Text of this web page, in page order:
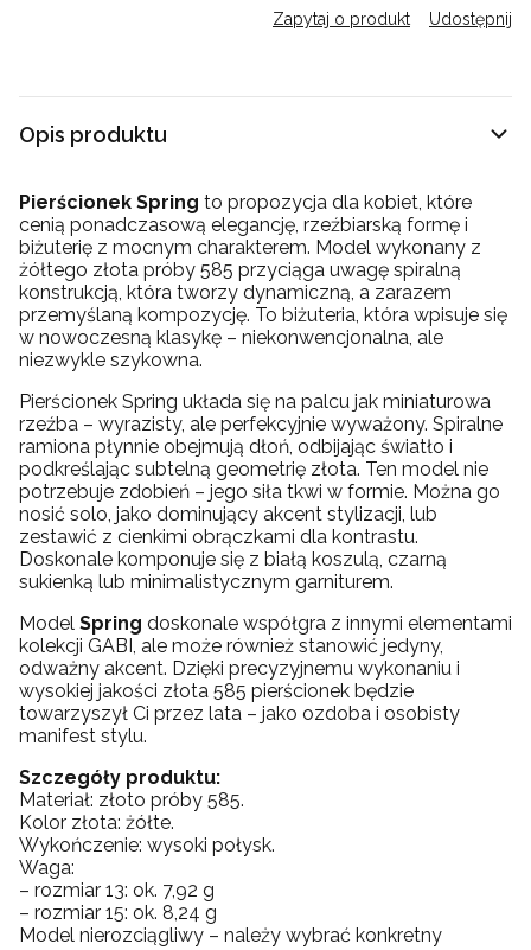
Zapytaj o produkt Udostępnij
Opis produktu
Pierścionek Spring to propozycja dla kobiet, które
cenią ponadczasową elegancję, rzeźbiarską formę i
biżuterię z mocnym charakterem. Model wykonany z
żółtego złota próby 585 przyciąga uwagę spiralną
konstrukcją, która tworzy dynamiczną, a zarazem
przemyślaną kompozycję. To biżuteria, która wpisuje się
w nowoczesną klasykę – niekonwencjonalna, ale
niezwykle szykowna.
Pierścionek Spring układa się na palcu jak miniaturowa
rzeźba – wyrazisty, ale perfekcyjnie wyważony. Spiralne
ramiona płynnie obejmują dłoń, odbijając światło i
podkreślając subtelną geometrię złota. Ten model nie
potrzebuje zdobień – jego siła tkwi w formie. Można go
nosić solo, jako dominujący akcent stylizacji, lub
zestawić z cienkimi obrączkami dla kontrastu.
Doskonale komponuje się z białą koszulą, czarną
sukienką lub minimalistycznym garniturem.
Model Spring doskonale współgra z innymi elementami
kolekcji GABI, ale może również stanowić jedyny,
odważny akcent. Dzięki precyzyjnemu wykonaniu i
wysokiej jakości złota 585 pierścionek będzie
towarzyszył Ci przez lata – jako ozdoba i osobisty
manifest stylu.
Szczegóły produktu:
Materiał: złoto próby 585.
Kolor złota: żółte.
Wykończenie: wysoki połysk.
Waga:
– rozmiar 13: ok. 7,92 g
– rozmiar 15: ok. 8,24 g
Model nierozciągliwy – należy wybrać konkretny